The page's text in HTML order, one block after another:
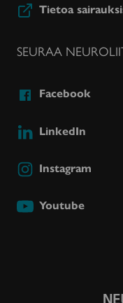
Tietoa
SEURAA
Facebook
LinkedIn
Instagram
Youtube